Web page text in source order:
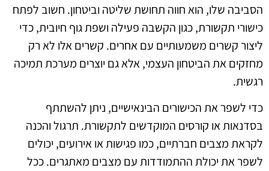
הסביבה שלו, הוא חווה תחושת שליטה וביטחון. חשוב לפתח
כישורי תקשורת, כגון הקשבה פעילה ושפת גוף חיובית, כדי
ליצור קשרים משמעותיים עם אחרים. קשרים אלו לא רק
מחזקים את הביטחון העצמי, אלא גם יוצרים מערכת תמיכה
רגשית.
כדי לשפר את הכישורים הבינאישיים, ניתן להשתתף
בסדנאות או קורסים המוקדשים לתקשורת. תרגול והכנה
לקראת מצבים חברתיים, כמו פגישות או אירועים, יכולים
לשפר את יכולת ההתמודדות עם מצבים מאתגרים. ככל